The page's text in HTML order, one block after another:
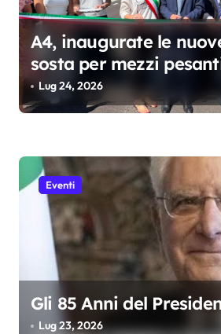
A4, inaugurate le
sosta per mezzi
Nord e Sud
Lug 24, 2026
Eventi
Gli 85 Anni del
Lug 23, 2026